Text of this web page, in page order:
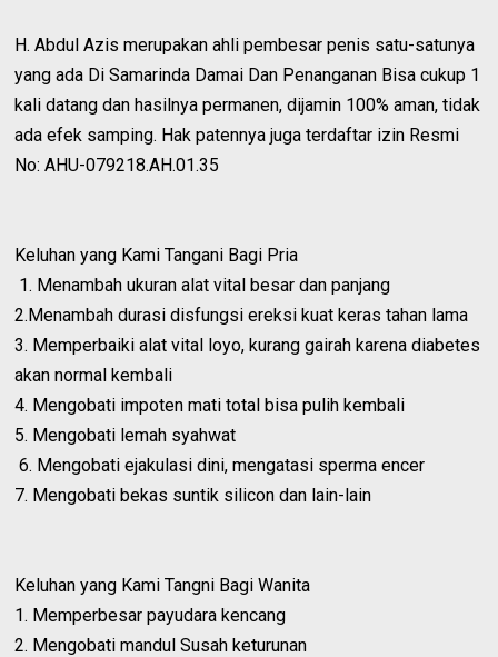
H. Abdul Azis merupakan ahli pembesar penis satu-satunya
yang ada Di Samarinda Damai Dan Penanganan Bisa cukup 1
kali datang dan hasilnya permanen, dijamin 100% aman, tidak
ada efek samping. Hak patennya juga terdaftar izin Resmi
No: AHU-079218.AH.01.35
Keluhan yang Kami Tangani Bagi Pria
1. Menambah ukuran alat vital besar dan panjang
2.Menambah durasi disfungsi ereksi kuat keras tahan lama
3. Memperbaiki alat vital loyo, kurang gairah karena diabetes
akan normal kembali
4. Mengobati impoten mati total bisa pulih kembali
5. Mengobati lemah syahwat
6. Mengobati ejakulasi dini, mengatasi sperma encer
7. Mengobati bekas suntik silicon dan lain-lain
Keluhan yang Kami Tangni Bagi Wanita
1. Memperbesar payudara kencang
2. Mengobati mandul Susah keturunan